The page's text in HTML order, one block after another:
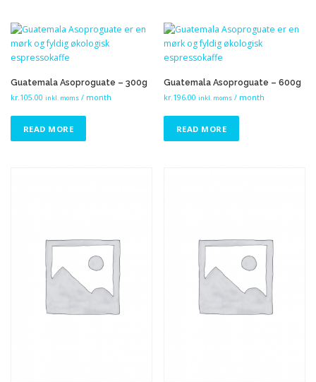
Guatemala Asoproguate – 300g
kr.105.00 inkl. moms / month
READ MORE
Guatemala Asoproguate – 600g
kr.196.00 inkl. moms / month
READ MORE